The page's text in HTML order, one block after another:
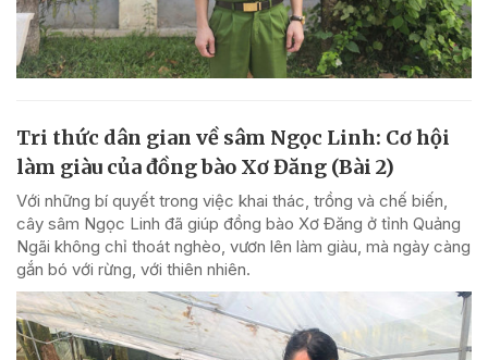
Tri thức dân gian về sâm Ngọc Linh: Cơ hội
làm giàu của đồng bào Xơ Đăng (Bài 2)
Với những bí quyết trong việc khai thác, trồng và chế biến,
cây sâm Ngọc Linh đã giúp đồng bào Xơ Đăng ở tỉnh Quảng
Ngãi không chỉ thoát nghèo, vươn lên làm giàu, mà ngày càng
gắn bó với rừng, với thiên nhiên.